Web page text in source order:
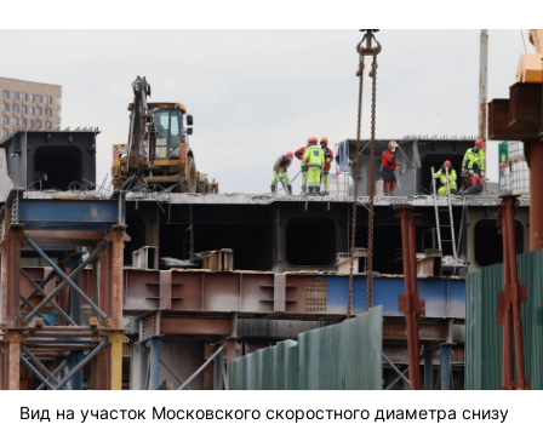
Вид на участок Московского скоростного диаметра снизу